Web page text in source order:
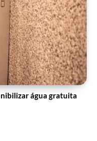
água gratuita